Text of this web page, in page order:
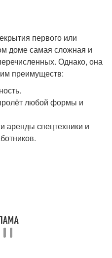
первого или
доме самая сложная и
Однако, она
преимуществ:
любой формы и
аренды спецтехники и